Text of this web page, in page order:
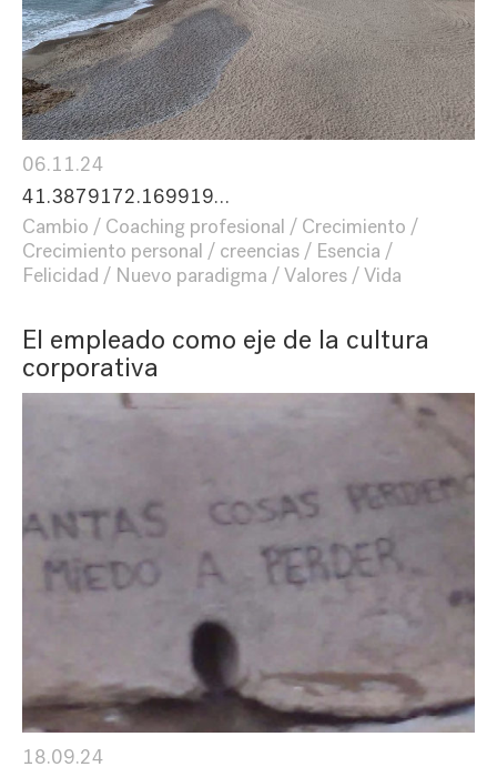
06.11.24
41.3879172.169919…
Cambio
Coaching profesional
Crecimiento
Crecimiento personal
creencias
Esencia
Felicidad
Nuevo paradigma Valores Vida
El empleado como eje de la cultura
corporativa
18.09.24